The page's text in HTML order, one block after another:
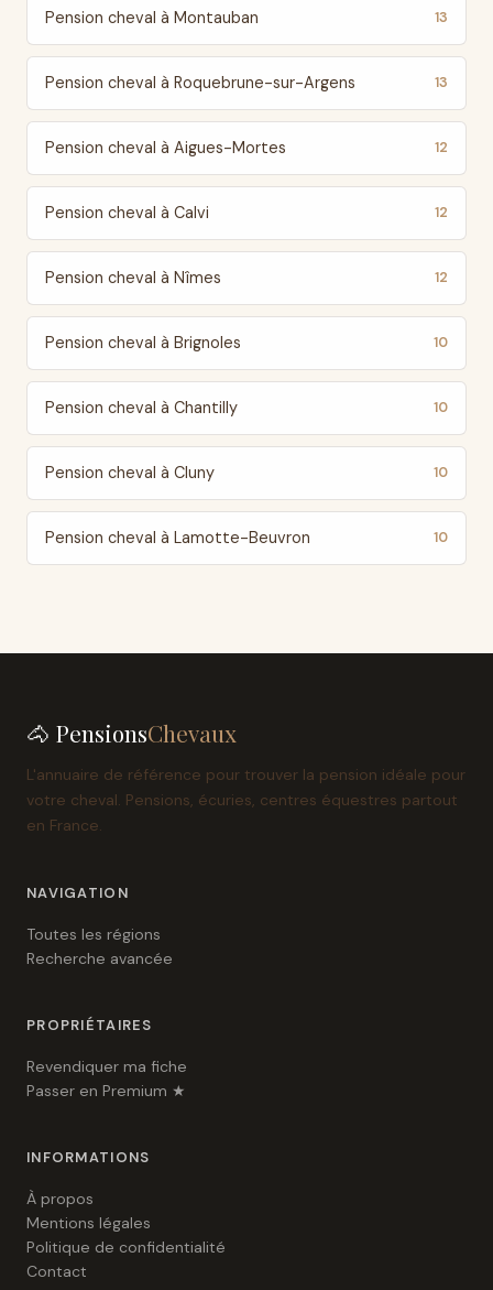
Pension cheval à Montauban 13
Pension cheval à Roquebrune-sur-Argens 13
Pension cheval à Aigues-Mortes 12
Pension cheval à Calvi 12
Pension cheval à Nîmes 12
Pension cheval à Brignoles 10
Pension cheval à Chantilly 10
Pension cheval à Cluny 10
Pension cheval à Lamotte-Beuvron 10
🐴 PensionsChevaux
L'annuaire de référence pour trouver la pension idéale pour
votre cheval. Pensions, écuries, centres équestres partout
en France.
NAVIGATION
Toutes les régions
Recherche avancée
PROPRIÉTAIRES
Revendiquer ma fiche
Passer en Premium ★
INFORMATIONS
À propos
Mentions légales
Politique de confidentialité
Contact